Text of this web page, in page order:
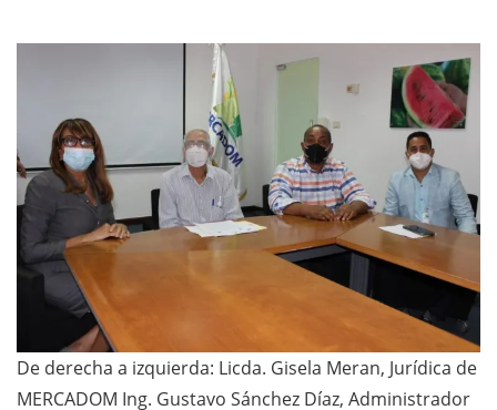
De derecha a izquierda: Licda. Gisela Meran, Jurídica de
MERCADOM Ing. Gustavo Sánchez Díaz, Administrador